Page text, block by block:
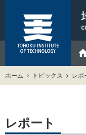
ホーム トピックス レポ
レポート